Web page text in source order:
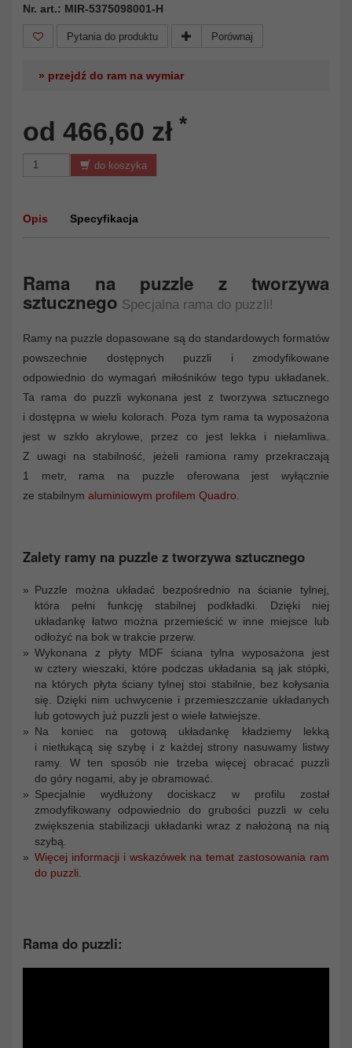
Nr. art.: MIR-5375098001-H
Pytania do produktu Porównaj
» przejdź do ram na wymiar
od 466,60 zł *
do koszyka
Opis Specyfikacja
Rama na puzzle z tworzywa
sztucznego Specjalna rama do puzzli!
Ramy na puzzle dopasowane są do standardowych formatów
powszechnie dostępnych puzzli i zmodyfikowane
odpowiednio do wymagań miłośników tego typu układanek.
Ta rama do puzzli wykonana jest z tworzywa sztucznego
i dostępna w wielu kolorach. Poza tym rama ta wyposażona
jest w szkło akrylowe, przez co jest lekka i niełamliwa.
Z uwagi na stabilność, jeżeli ramiona ramy przekraczają
1 metr, rama na puzzle oferowana jest wyłącznie
ze stabilnym aluminiowym profilem Quadro
Zalety ramy na puzzle z tworzywa sztucznego
Puzzle można układać bezpośrednio na ścianie tylnej,
która pełni funkcję stabilnej podkładki. Dzięki niej
układankę łatwo można przemieścić w inne miejsce lub
odłożyć na bok w trakcie przerw.
Wykonana z płyty MDF ściana tylna wyposażona jest
w cztery wieszaki, które podczas układania są jak stópki,
na których płyta ściany tylnej stoi stabilnie, bez kołysania
się. Dzięki nim uchwycenie i przemieszczanie układanych
lub gotowych już puzzli jest o wiele łatwiejsze.
Na koniec na gotową układankę kładziemy lekką
i nietłukącą się szybę i z każdej strony nasuwamy listwy
ramy. W ten sposób nie trzeba więcej obracać puzzli
do góry nogami, aby je obramować.
Specjalnie wydłużony dociskacz w profilu został
zmodyfikowany odpowiednio do grubości puzzli w celu
zwiększenia stabilizacji układanki wraz z nałożoną na nią
szybą.
Więcej informacji i wskazówek na temat zastosowania ram
do puzzli.
Rama do puzzli: